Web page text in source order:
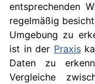
entsprechenden
regelmäßig
Umgebung zu
ist in der Praxis
Daten zu
Vergleiche